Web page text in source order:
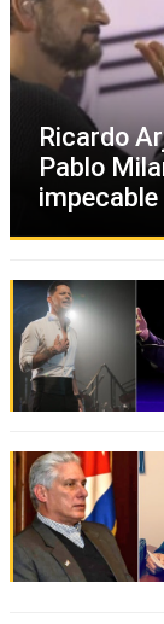
Ricardo
Pablo
impecable